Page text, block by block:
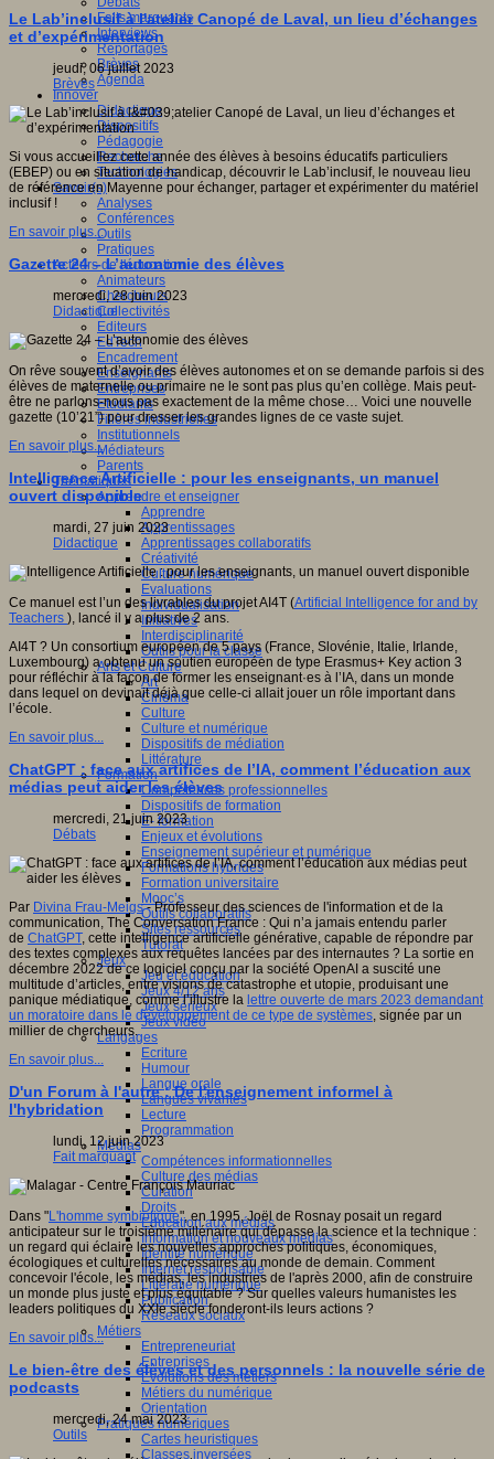
Faits marquants
Interviews
Reportages
Brèves
Agenda
Innover
Didactique
Dispositifs
Pédagogie
Recherche
Technologies
Savoir(s)
Analyses
Conférences
Outils
Pratiques
Acteurs de l'éducation
Animateurs
Chercheurs
Collectivités
Editeurs
EdTech
Encadrement
Enseignants
Entreprises
Etudiants
Filières industrielles
Institutionnels
Médiateurs
Parents
Thématiques
Apprendre et enseigner
Apprendre
Apprentissages
Apprentissages collaboratifs
Créativité
Culture numérique
Evaluations
Individualisation
Initiatives
Interdisciplinarité
Outils pour la classe
Arts et Culture
Art
Cinéma
Culture
Culture et numérique
Dispositifs de médiation
Littérature
Formation
Compétences professionnelles
Dispositifs de formation
E- formation
Enjeux et évolutions
Enseignement supérieur et numérique
Formations hybrides
Formation universitaire
Mooc’s
Outils collaboratifs
Sites ressources
Tutorat
Jeux
Jeu et éducation
Jeux 4/12 ans
Jeux sérieux
Jeux vidéo
Langages
Ecriture
Humour
Langue orale
Langues vivantes
Lecture
Programmation
Médias
Compétences informationnelles
Culture des médias
Curation
Droits
Education aux médias
Information et nouveaux médias
Identité numérique
Internet responsable
Littératie numérique
Publication
Réseaux sociaux
Métiers
Entrepreneuriat
Entreprises
Evolutions des métiers
Métiers du numérique
Orientation
Pratiques numériques
Cartes heuristiques
Classes inversées
Le Lab’inclusif à l'atelier Canopé de Laval, un lieu d’échanges
et d’expérimentation
jeudi, 06 juillet 2023
Brèves
Si vous accueillez cette année des élèves à besoins éducatifs particuliers
(EBEP) ou en situation de handicap, découvrir le Lab’inclusif, le nouveau lieu
de référence en Mayenne pour échanger, partager et expérimenter du matériel
inclusif !
En savoir plus...
Gazette 24 – L’autonomie des élèves
mercredi, 28 juin 2023
Didactique
On rêve souvent d’avoir des élèves autonomes et on se demande parfois si des
élèves de maternelle ou primaire ne le sont pas plus qu’en collège. Mais peut-
être ne parlons-nous pas exactement de la même chose… Voici une nouvelle
gazette (10’21”) pour dresser les grandes lignes de ce vaste sujet.
En savoir plus...
Intelligence Artificielle : pour les enseignants, un manuel
ouvert disponible
mardi, 27 juin 2023
Didactique
Ce manuel est l’un des livrables du projet AI4T (Artificial Intelligence for and by
Teachers ), lancé il y a plus de 2 ans.
AI4T ? Un consortium européen de 5 pays (France, Slovénie, Italie, Irlande,
Luxembourg) a obtenu un soutien européen de type Erasmus+ Key action 3
pour réfléchir à la façon de former les enseignant·es à l’IA, dans un monde
dans lequel on devinait déjà que celle-ci allait jouer un rôle important dans
l’école.
En savoir plus...
ChatGPT : face aux artifices de l’IA, comment l’éducation aux
médias peut aider les élèves
mercredi, 21 juin 2023
Débats
Par Divina Frau-Meigs- Professeur des sciences de l'information et de la
communication, The Conversation France : Qui n’a jamais entendu parler
de ChatGPT, cette intelligence artificielle générative, capable de répondre par
des textes complexes aux requêtes lancées par des internautes ? La sortie en
décembre 2022 de ce logiciel conçu par la société OpenAI a suscité une
multitude d’articles, entre visions de catastrophe et utopie, produisant une
panique médiatique, comme l’illustre la lettre ouverte de mars 2023 demandant
un moratoire dans le développement de ce type de systèmes, signée par un
millier de chercheurs.
En savoir plus...
D'un Forum à l'autre : De l'enseignement informel à
l'hybridation
lundi, 12 juin 2023
Fait marquant
Dans "L'homme symbiotique", en 1995, Joël de Rosnay posait un regard
anticipateur sur le troisième millénaire qui dépasse la science et la technique :
un regard qui éclaire les nouvelles approches politiques, économiques,
écologiques et culturelles nécessaires au monde de demain. Comment
concevoir l'école, les médias, les industries de l'après 2000, afin de construire
un monde plus juste et plus équitable ? Sur quelles valeurs humanistes les
leaders politiques du XXIe siècle fonderont-ils leurs actions ?
En savoir plus...
Le bien-être des élèves et des personnels : la nouvelle série de
podcasts
mercredi, 24 mai 2023
Outils